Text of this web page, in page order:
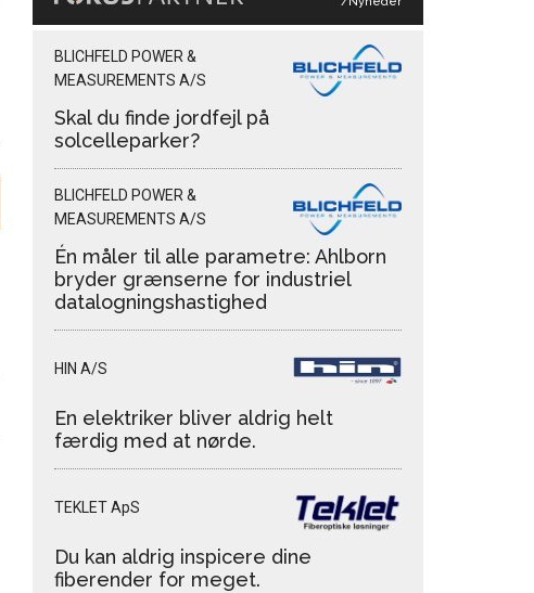
BLICHFELD POWER &
MEASUREMENTS A/S
Skal du finde jordfejl på
solcelleparker?
BLICHFELD POWER &
MEASUREMENTS A/S
Én måler til alle parametre: Ahlborn
bryder grænserne for industriel
datalogningshastighed
HIN A/S
En elektriker bliver aldrig helt
færdig med at nørde.
TEKLET ApS
Du kan aldrig inspicere dine
fiberender for meget.